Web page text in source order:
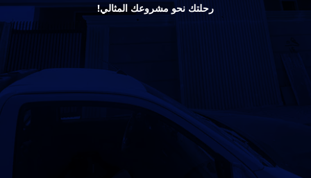
رحلتك نحو مشروعك المثالي!